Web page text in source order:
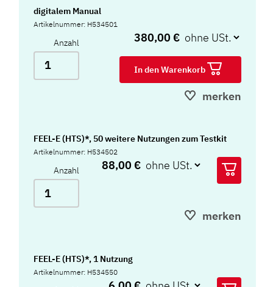
digitalem Manual
Artikelnummer: H534501
Anzahl 380,00 €
In den Warenkorb
merken
FEEL-E (HTS)*, 50 weitere Nutzungen zum Testkit
Artikelnummer: H534502
Anzahl 88,00 €
merken
FEEL-E (HTS)*, 1 Nutzung
Artikelnummer: H534550